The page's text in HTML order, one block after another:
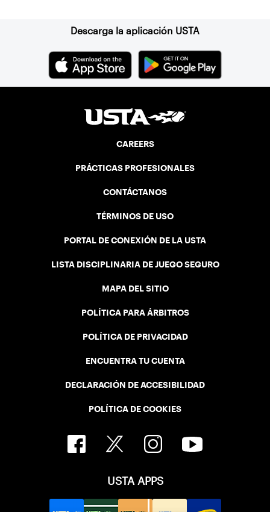
Descarga la aplicación USTA
CAREERS
PRÁCTICAS PROFESIONALES
CONTÁCTANOS
TÉRMINOS DE USO
PORTAL DE CONEXIÓN DE LA USTA
LISTA DISCIPLINARIA DE JUEGO SEGURO
MAPA DEL SITIO
POLÍTICA PARA ÁRBITROS
POLÍTICA DE PRIVACIDAD
ENCUENTRA TU CUENTA
DECLARACIÓN DE ACCESIBILIDAD
POLÍTICA DE COOKIES
USTA APPS